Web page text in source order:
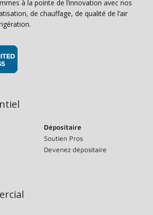
à la pointe de l’innovation avec nos
de chauffage, de qualité de l’air
Dépositaire
Soutien Pros
Devenez dépositaire